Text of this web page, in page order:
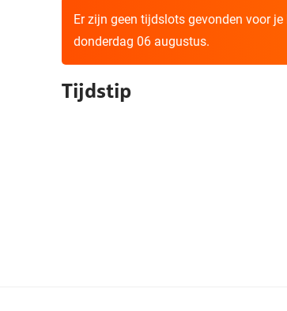
Er zijn geen tijdslots gevonden voor
donderdag 06 augustus.
Tijdstip